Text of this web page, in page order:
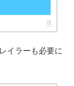
イラーも必要に